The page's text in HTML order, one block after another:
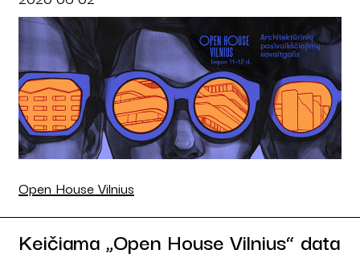
Open House Vilnius
Keičiama „Open House Vilnius“ data